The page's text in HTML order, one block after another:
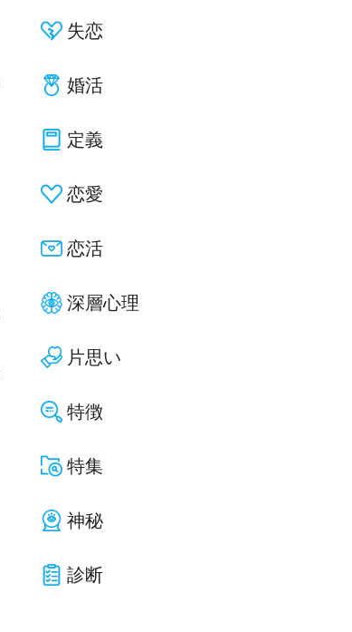
失恋
婚活
定義
恋愛
恋活
深層心理
片思い
特徴
特集
神秘
診断